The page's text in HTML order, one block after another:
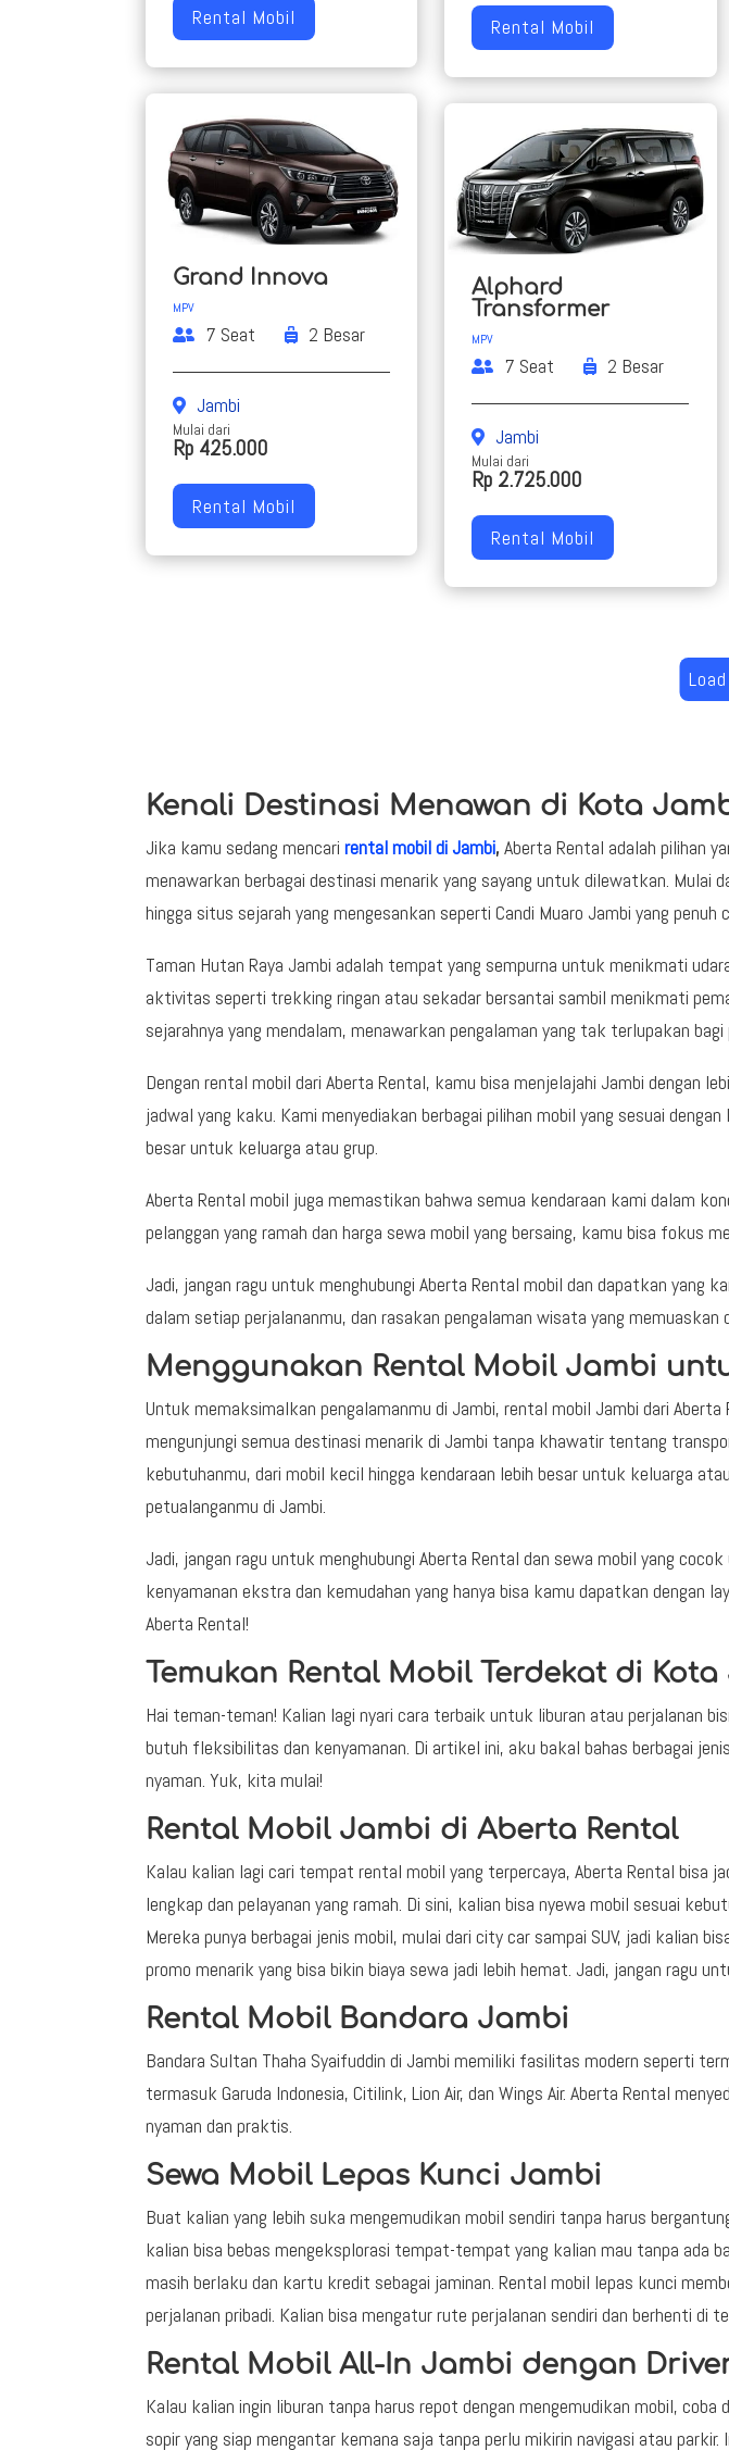
Rental Mobil Rental Mobil
Grand Innova
MPV
7 Seat 2 Besar
Jambi
Mulai dari
Rp 425.000
Rental Mobil
Alphard
Transformer
MPV
7 Seat 2 Besar
Jambi
Mulai dari
Rp 2.725.000
Rental Mobil
Kenali Destinasi Menawan di Kota
Jika kamu sedang mencarirental mobil di Jambi, Aberta Rental adalah pilihan
menawarkan berbagai destinasi menarik yang sayang untuk dilewatkan. Mulai
hingga situs sejarah yang mengesankan seperti Candi Muaro Jambi yang penuh
Taman Hutan Raya Jambi adalah tempat yang sempurna untuk menikmati
aktivitas seperti trekking ringan atau sekadar bersantai sambil menikmati
sejarahnya yang mendalam, menawarkan pengalaman yang tak terlupakan
Dengan rental mobil dari Aberta Rental, kamu bisa menjelajahi Jambi dengan
jadwal yang kaku. Kami menyediakan berbagai pilihan mobil yang sesuai
besar untuk keluarga atau grup.
Aberta Rental mobil juga memastikan bahwa semua kendaraan kami dalam
pelanggan yang ramah dan harga sewa mobil yang bersaing, kamu bisa fokus
Jadi, jangan ragu untuk menghubungi Aberta Rental mobil dan dapatkan yang
dalam setiap perjalananmu, dan rasakan pengalaman wisata yang memuaskan
Menggunakan Rental Mobil Jambi
Untuk memaksimalkan pengalamanmu di Jambi, rental mobil Jambi dari
mengunjungi semua destinasi menarik di Jambi tanpa khawatir tentang
kebutuhanmu, dari mobil kecil hingga kendaraan lebih besar untuk keluarga
petualanganmu di Jambi.
Jadi, jangan ragu untuk menghubungi Aberta Rental dan sewa mobil yang
kenyamanan ekstra dan kemudahan yang hanya bisa kamu dapatkan dengan
Aberta Rental!
Temukan Rental Mobil Terdekat di
Hai teman-teman! Kalian lagi nyari cara terbaik untuk liburan atau perjalanan
butuh fleksibilitas dan kenyamanan. Di artikel ini, aku bakal bahas berbagai
nyaman. Yuk, kita mulai!
Rental Mobil Jambi di Aberta Rental
Kalau kalian lagi cari tempat rental mobil yang terpercaya, Aberta Rental bisa
lengkap dan pelayanan yang ramah. Di sini, kalian bisa nyewa mobil sesuai
Mereka punya berbagai jenis mobil, mulai dari city car sampai SUV, jadi kalian
promo menarik yang bisa bikin biaya sewa jadi lebih hemat. Jadi, jangan
Rental Mobil Bandara Jambi
Bandara Sultan Thaha Syaifuddin di Jambi memiliki fasilitas modern seperti
termasuk Garuda Indonesia, Citilink, Lion Air, dan Wings Air. Aberta Rental
nyaman dan praktis.
Sewa Mobil Lepas Kunci Jambi
Buat kalian yang lebih suka mengemudikan mobil sendiri tanpa harus
kalian bisa bebas mengeksplorasi tempat-tempat yang kalian mau tanpa ada
masih berlaku dan kartu kredit sebagai jaminan. Rental mobil lepas kunci
perjalanan pribadi. Kalian bisa mengatur rute perjalanan sendiri dan berhenti di
Rental Mobil All-In Jambi dengan
Kalau kalian ingin liburan tanpa harus repot dengan mengemudikan mobil,
sopir yang siap mengantar kemana saja tanpa perlu mikirin navigasi atau